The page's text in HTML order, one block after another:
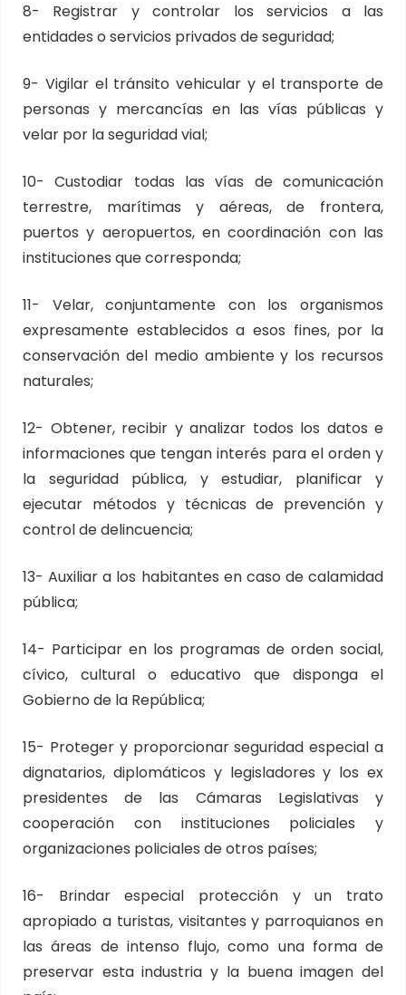
8- Registrar y controlar los servicios a las
entidades o servicios privados de seguridad;
9- Vigilar el tránsito vehicular y el transporte de
personas y mercancías en las vías públicas y
velar por la seguridad vial;
10- Custodiar todas las vías de comunicación
terrestre, marítimas y aéreas, de frontera,
puertos y aeropuertos, en coordinación con las
instituciones que corresponda;
11- Velar, conjuntamente con los organismos
expresamente establecidos a esos fines, por la
conservación del medio ambiente y los recursos
naturales;
12- Obtener, recibir y analizar todos los datos e
informaciones que tengan interés para el orden y
la seguridad pública, y estudiar, planificar y
ejecutar métodos y técnicas de prevención y
control de delincuencia;
13- Auxiliar a los habitantes en caso de calamidad
pública;
14- Participar en los programas de orden social,
cívico, cultural o educativo que disponga el
Gobierno de la República;
15- Proteger y proporcionar seguridad especial a
dignatarios, diplomáticos y legisladores y los ex
presidentes de las Cámaras Legislativas y
cooperación con instituciones policiales y
organizaciones policiales de otros países;
16- Brindar especial protección y un trato
apropiado a turistas, visitantes y parroquianos en
las áreas de intenso flujo, como una forma de
preservar esta industria y la buena imagen del